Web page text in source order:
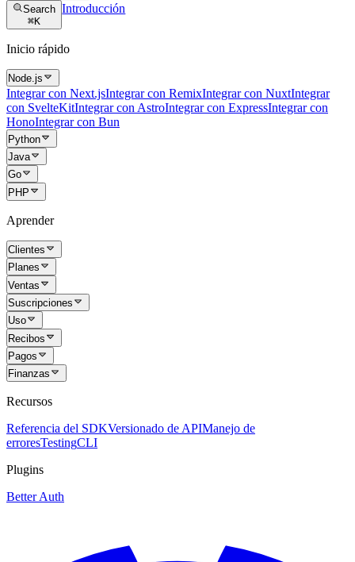
Search
⌘K
Introducción
Inicio rápido
Node.js
Integrar con Next.jsIntegrar con RemixIntegrar con NuxtIntegrar
con SvelteKitIntegrar con AstroIntegrar con ExpressIntegrar con
HonoIntegrar con Bun
Python
Java
Go
PHP
Aprender
Clientes
Planes
Ventas
Suscripciones
Uso
Recibos
Pagos
Finanzas
Recursos
Referencia del SDKVersionado de APIManejo de
erroresTestingCLI
Plugins
Better Auth